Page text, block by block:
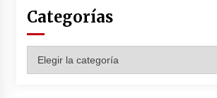
Categorías